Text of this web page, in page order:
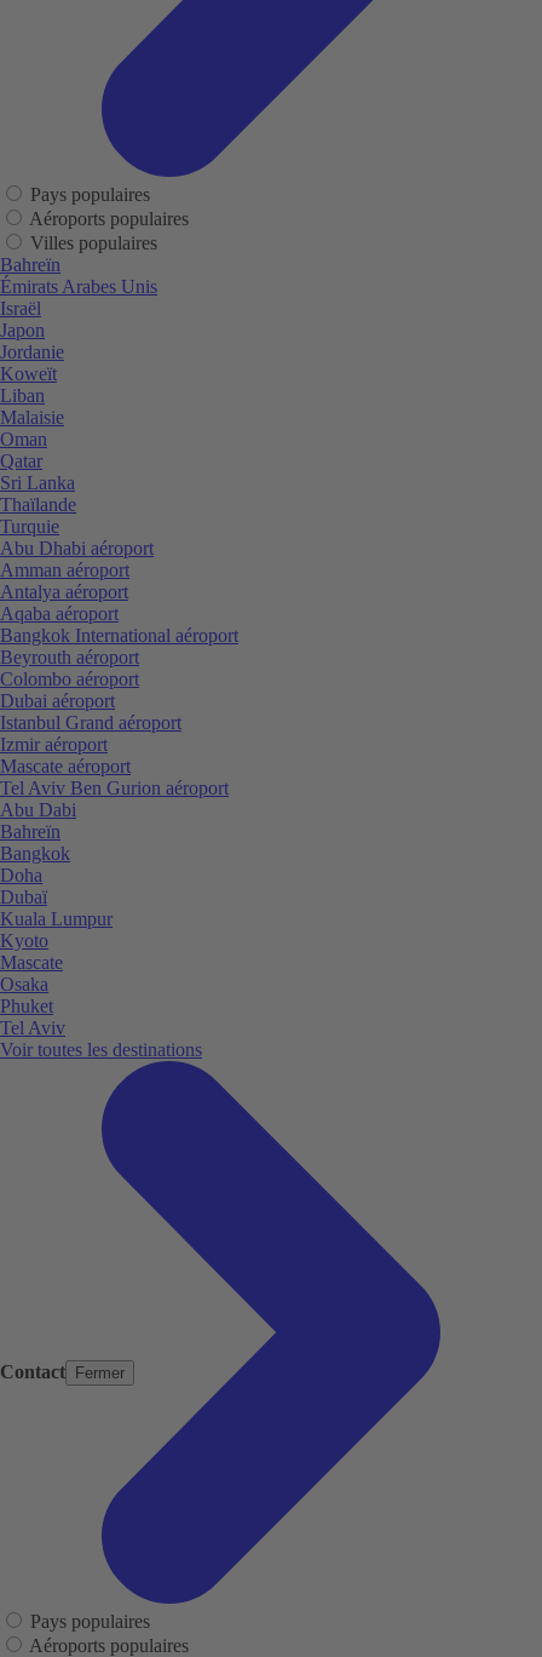
Contact Fermer
Pays populaires
Aéroports populaires
Villes populaires
Bahreïn
Émirats Arabes Unis
Israël
Japon
Jordanie
Koweït
Liban
Malaisie
Oman
Qatar
Sri Lanka
Thaïlande
Turquie
Abu Dhabi aéroport
Amman aéroport
Antalya aéroport
Aqaba aéroport
Bangkok International aéroport
Beyrouth aéroport
Colombo aéroport
Dubai aéroport
Istanbul Grand aéroport
Izmir aéroport
Mascate aéroport
Tel Aviv Ben Gurion aéroport
Abu Dabi
Bahreïn
Bangkok
Doha
Dubaï
Kuala Lumpur
Kyoto
Mascate
Osaka
Phuket
Tel Aviv
Voir toutes les destinations
Pays populaires
Aéroports populaires